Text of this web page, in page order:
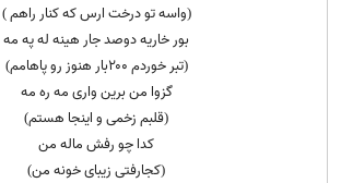
(واسه تو درخت ارس که کنار راهم )
بور خاریه دوصد جار هینه له په مه
(تبر خوردم ۲۰۰بار هنوز رو پاهامم)
گزوا من برین واری مه ره مه
(قلبم زخمی و اینجا هستم)
کدا چو رفش ماله من
(کجارفتی زیبای خونه من)